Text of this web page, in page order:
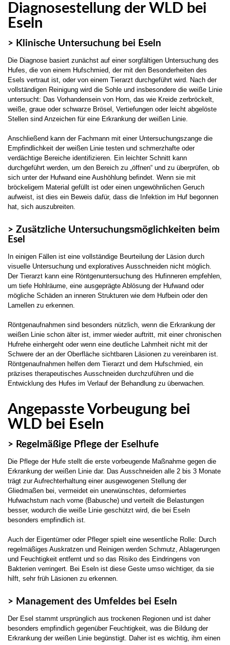
Diagnosestellung der WLD bei
Eseln
> Klinische Untersuchung bei Eseln
Die Diagnose basiert zunächst auf einer sorgfältigen Untersuchung des
Hufes, die von einem Hufschmied, der mit den Besonderheiten des
Esels vertraut ist, oder von einem Tierarzt durchgeführt wird. Nach der
vollständigen Reinigung wird die Sohle und insbesondere die weiße Linie
untersucht: Das Vorhandensein von Horn, das wie Kreide zerbröckelt,
weiße, graue oder schwarze Brösel, Vertiefungen oder leicht abgelöste
Stellen sind Anzeichen für eine Erkrankung der weißen Linie.
Anschließend kann der Fachmann mit einer Untersuchungszange die
Empfindlichkeit der weißen Linie testen und schmerzhafte oder
verdächtige Bereiche identifizieren. Ein leichter Schnitt kann
durchgeführt werden, um den Bereich zu „öffnen“ und zu überprüfen, ob
sich unter der Hufwand eine Aushöhlung befindet. Wenn sie mit
bröckeligem Material gefüllt ist oder einen ungewöhnlichen Geruch
aufweist, ist dies ein Beweis dafür, dass die Infektion im Huf begonnen
hat, sich auszubreiten.
> Zusätzliche Untersuchungsmöglichkeiten beim
Esel
In einigen Fällen ist eine vollständige Beurteilung der Läsion durch
visuelle Untersuchung und exploratives Ausschneiden nicht möglich.
Der Tierarzt kann eine Röntgenuntersuchung des Hufinneren empfehlen,
um tiefe Hohlräume, eine ausgeprägte Ablösung der Hufwand oder
mögliche Schäden an inneren Strukturen wie dem Hufbein oder den
Lamellen zu erkennen.
Röntgenaufnahmen sind besonders nützlich, wenn die Erkrankung der
weißen Linie schon älter ist, immer wieder auftritt, mit einer chronischen
Hufrehe einhergeht oder wenn eine deutliche Lahmheit nicht mit der
Schwere der an der Oberfläche sichtbaren Läsionen zu vereinbaren ist.
Röntgenaufnahmen helfen dem Tierarzt und dem Hufschmied, ein
präzises therapeutisches Ausschneiden durchzuführen und die
Entwicklung des Hufes im Verlauf der Behandlung zu überwachen.
Angepasste Vorbeugung bei
WLD bei Eseln
> Regelmäßige Pflege der Eselhufe
Die Pflege der Hufe stellt die erste vorbeugende Maßnahme gegen die
Erkrankung der weißen Linie dar. Das Ausschneiden alle 2 bis 3 Monate
trägt zur Aufrechterhaltung einer ausgewogenen Stellung der
Gliedmaßen bei, vermeidet ein unerwünschtes, deformiertes
Hufwachstum nach vorne (Babusche) und verteilt die Belastungen
besser, wodurch die weiße Linie geschützt wird, die bei Eseln
besonders empfindlich ist.
Auch der Eigentümer oder Pfleger spielt eine wesentliche Rolle: Durch
regelmäßiges Auskratzen und Reinigen werden Schmutz, Ablagerungen
und Feuchtigkeit entfernt und so das Risiko des Eindringens von
Bakterien verringert. Bei Eseln ist diese Geste umso wichtiger, da sie
hilft, sehr früh Läsionen zu erkennen.
> Management des Umfeldes bei Eseln
Der Esel stammt ursprünglich aus trockenen Regionen und ist daher
besonders empfindlich gegenüber Feuchtigkeit, was die Bildung der
Erkrankung der weißen Linie begünstigt. Daher ist es wichtig, ihm einen